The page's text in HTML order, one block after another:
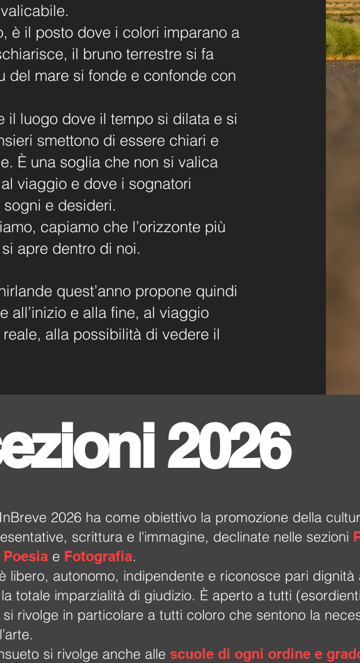
è il posto dove i colori imparano a
il bruno terrestre si fa
del mare si fonde e confonde con
il luogo dove il tempo si dilata e si
smettono di essere chiari e
È una soglia che non si valica
viaggio e dove i sognatori
e desideri.
capiamo che l’orizzonte più
apre dentro di noi.
quest’anno propone quindi
all’inizio e alla fine, al viaggio
alla possibilità di vedere il
2026
2026 ha come obiettivo la promozione della
scrittura e l'immagine, declinate nelle sezioni
Poesia e Fotografia.
libero, autonomo, indipendente e riconosce pari
totale imparzialità di giudizio. È aperto a tutti
si rivolge in particolare a tutti coloro che sentono la
si rivolge anche alle scuole di ogni ordine e